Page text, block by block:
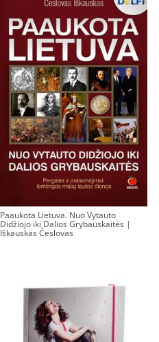
Paaukota Lietuva. Nuo Vytauto
Didžiojo iki Dalios Grybauskaitės |
Iškauskas Česlovas